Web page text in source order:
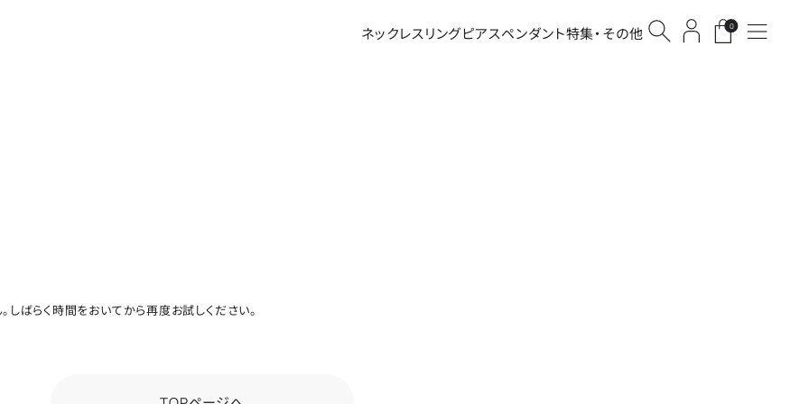
ネックレスリングピアスペンダント特集・その他 0
ばらく時間をおいてから再度お試しください。